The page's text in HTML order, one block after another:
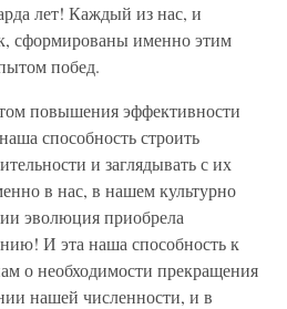
лет! Каждый из нас, и
сформированы именно этим
побед.
повышения эффективности
способность строить
и заглядывать с их
в нас, в нашем культурно
эволюция приобрела
И эта наша способность к
о необходимости прекращения
нашей численности, и в